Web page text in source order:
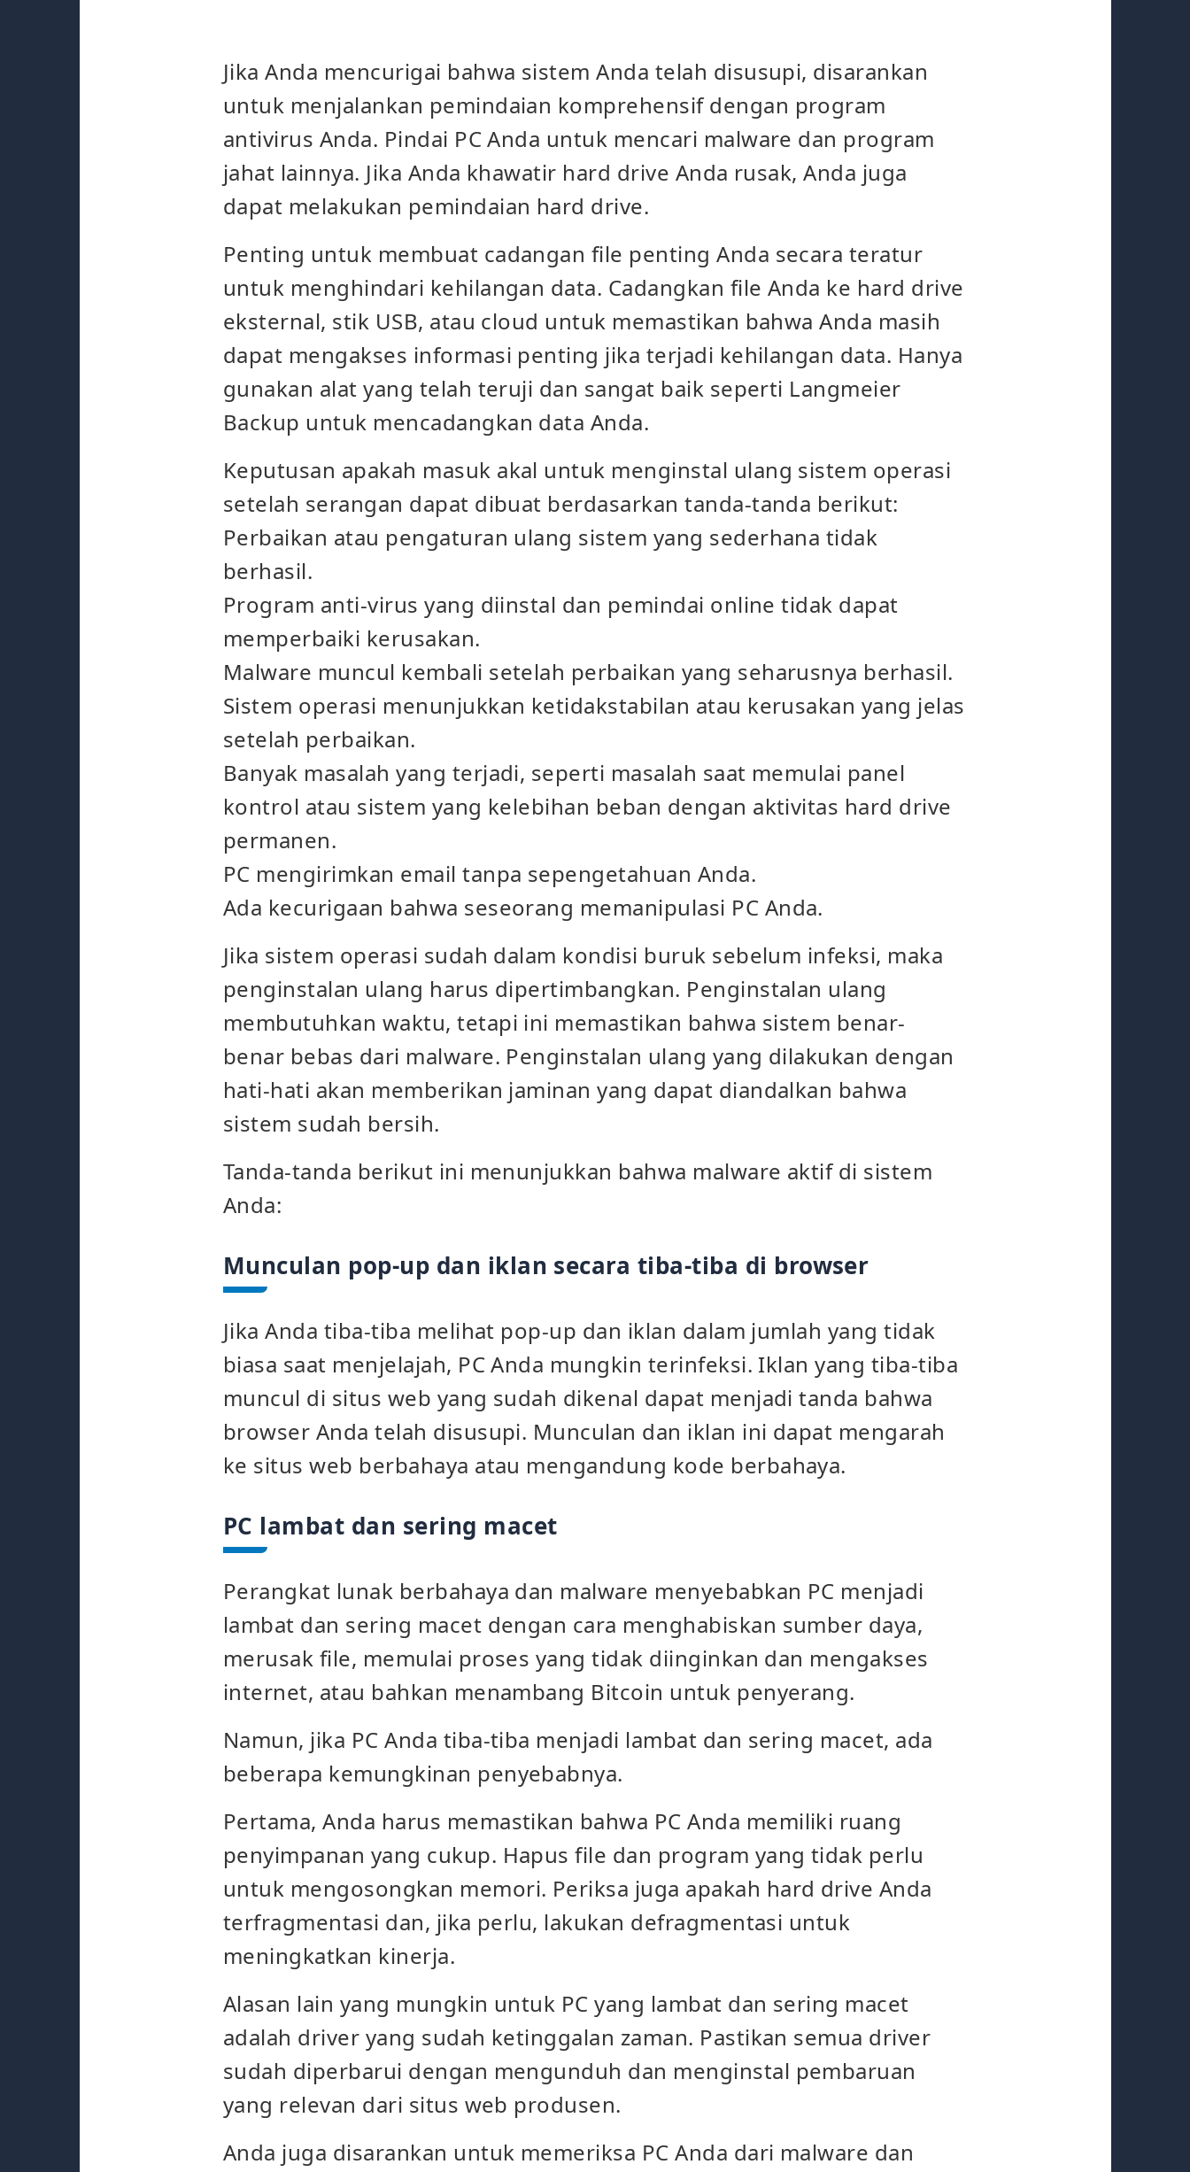
Jika Anda mencurigai bahwa sistem Anda telah disusupi, disarankan
untuk menjalankan pemindaian komprehensif dengan program
antivirus Anda. Pindai PC Anda untuk mencari malware dan program
jahat lainnya. Jika Anda khawatir hard drive Anda rusak, Anda juga
dapat melakukan pemindaian hard drive.
Penting untuk membuat cadangan file penting Anda secara teratur
untuk menghindari kehilangan data. Cadangkan file Anda ke hard drive
eksternal, stik USB, atau cloud untuk memastikan bahwa Anda masih
dapat mengakses informasi penting jika terjadi kehilangan data. Hanya
gunakan alat yang telah teruji dan sangat baik seperti Langmeier
Backup untuk mencadangkan data Anda.
Keputusan apakah masuk akal untuk menginstal ulang sistem operasi
setelah serangan dapat dibuat berdasarkan tanda-tanda berikut:
Perbaikan atau pengaturan ulang sistem yang sederhana tidak
berhasil.
Program anti-virus yang diinstal dan pemindai online tidak dapat
memperbaiki kerusakan.
Malware muncul kembali setelah perbaikan yang seharusnya berhasil.
Sistem operasi menunjukkan ketidakstabilan atau kerusakan yang jelas
setelah perbaikan.
Banyak masalah yang terjadi, seperti masalah saat memulai panel
kontrol atau sistem yang kelebihan beban dengan aktivitas hard drive
permanen.
PC mengirimkan email tanpa sepengetahuan Anda.
Ada kecurigaan bahwa seseorang memanipulasi PC Anda.
Jika sistem operasi sudah dalam kondisi buruk sebelum infeksi, maka
penginstalan ulang harus dipertimbangkan. Penginstalan ulang
membutuhkan waktu, tetapi ini memastikan bahwa sistem benar-
benar bebas dari malware. Penginstalan ulang yang dilakukan dengan
hati-hati akan memberikan jaminan yang dapat diandalkan bahwa
sistem sudah bersih.
Tanda-tanda berikut ini menunjukkan bahwa malware aktif di sistem
Anda:
Munculan pop-up dan iklan secara tiba-tiba di browser
Jika Anda tiba-tiba melihat pop-up dan iklan dalam jumlah yang tidak
biasa saat menjelajah, PC Anda mungkin terinfeksi. Iklan yang tiba-tiba
muncul di situs web yang sudah dikenal dapat menjadi tanda bahwa
browser Anda telah disusupi. Munculan dan iklan ini dapat mengarah
ke situs web berbahaya atau mengandung kode berbahaya.
PC lambat dan sering macet
Perangkat lunak berbahaya dan malware menyebabkan PC menjadi
lambat dan sering macet dengan cara menghabiskan sumber daya,
merusak file, memulai proses yang tidak diinginkan dan mengakses
internet, atau bahkan menambang Bitcoin untuk penyerang.
Namun, jika PC Anda tiba-tiba menjadi lambat dan sering macet, ada
beberapa kemungkinan penyebabnya.
Pertama, Anda harus memastikan bahwa PC Anda memiliki ruang
penyimpanan yang cukup. Hapus file dan program yang tidak perlu
untuk mengosongkan memori. Periksa juga apakah hard drive Anda
terfragmentasi dan, jika perlu, lakukan defragmentasi untuk
meningkatkan kinerja.
Alasan lain yang mungkin untuk PC yang lambat dan sering macet
adalah driver yang sudah ketinggalan zaman. Pastikan semua driver
sudah diperbarui dengan mengunduh dan menginstal pembaruan
yang relevan dari situs web produsen.
Anda juga disarankan untuk memeriksa PC Anda dari malware dan